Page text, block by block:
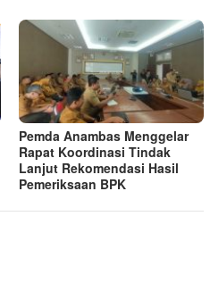
Pemda Anambas Menggelar
Rapat Koordinasi Tindak
Lanjut Rekomendasi Hasil
Pemeriksaan BPK